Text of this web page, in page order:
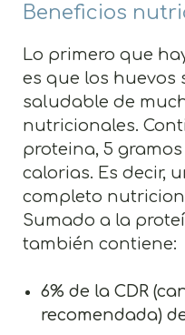
Beneficios
Lo primero que
es que los huevos
saludable de
nutricionales.
proteina, 5
calorias. Es decir,
completo
Sumado a la
también contiene:
6% de la CDR
recomendada)